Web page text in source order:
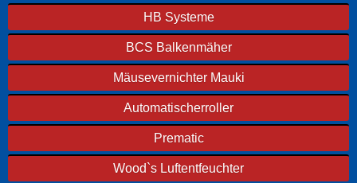
HB Systeme
BCS Balkenmäher
Mäusevernichter Mauki
Automatischerroller
Prematic
Wood`s Luftentfeuchter